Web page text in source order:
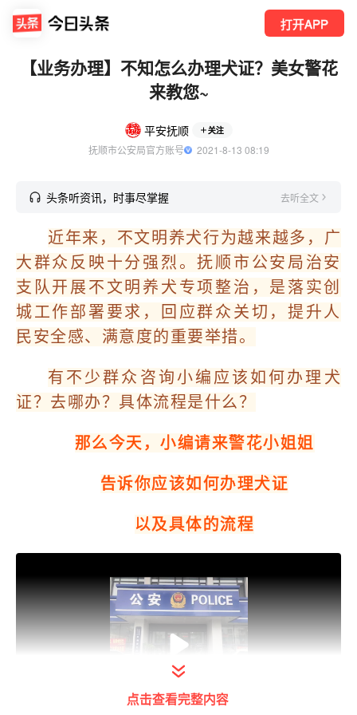
打开APP
【业务办理】不知怎么办理犬证？美女警花
来教您~
平安抚顺 关注
抚顺市公安局官方账号
  2021-8-13 08:19
头条听资讯，时事尽掌握 去听全文
近年来，不文明养犬行为越来越多，广
大群众反映十分强烈。抚顺市公安局治安
支队开展不文明养犬专项整治，是落实创
城工作部署要求，回应群众关切，提升人
民安全感、满意度的重要举措。
有不少群众咨询小编应该如何办理犬
证？去哪办？具体流程是什么？
那么今天，小编请来警花小姐姐
告诉你应该如何办理犬证
以及具体的流程
点击查看完整内容